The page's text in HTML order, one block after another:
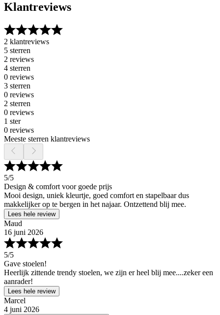
Klantreviews
2 klantreviews
5 sterren
2 reviews
4 sterren
0 reviews
3 sterren
0 reviews
2 sterren
0 reviews
1 ster
0 reviews
Meeste sterren klantreviews
5/5
Design & comfort voor goede prijs
Mooi design, uniek kleurtje, goed comfort en stapelbaar dus
makkelijker op te bergen in het najaar. Ontzettend blij mee.
Lees hele review
Maud
16 juni 2026
5/5
Gave stoelen!
Heerlijk zittende trendy stoelen, we zijn er heel blij mee....zeker een
aanrader!
Lees hele review
Marcel
4 juni 2026